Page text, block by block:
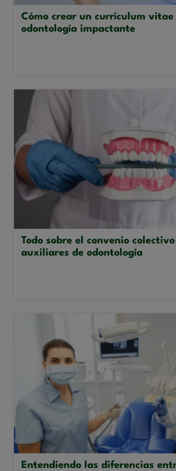
Cómo crear un currículum
odontología impactante
Todo sobre el convenio
auxiliares de odontología
Entendiendo las diferencias